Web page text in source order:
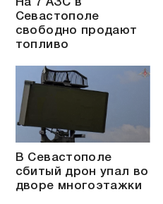
На 7 АЗС в
Севастополе
свободно продают
топливо
В Севастополе
сбитый дрон упал во
дворе многоэтажки